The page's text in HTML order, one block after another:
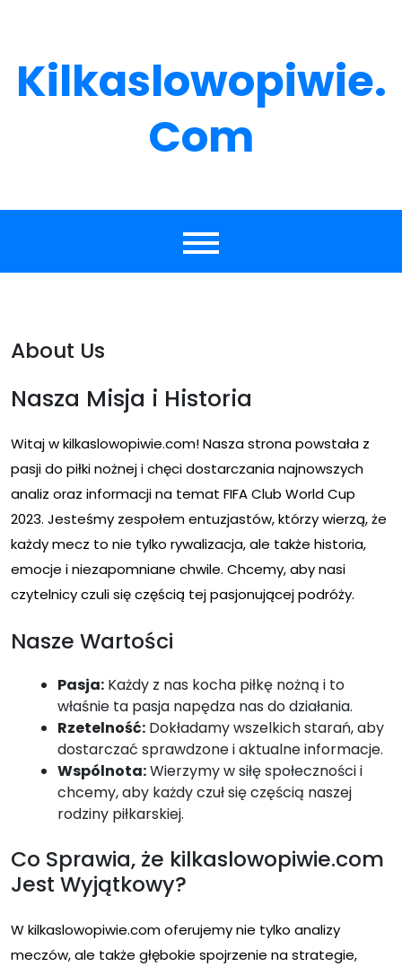
Kilkaslowopiwie.
Com
About Us
Nasza Misja i Historia
Witaj w kilkaslowopiwie.com! Nasza strona powstała z
pasji do piłki nożnej i chęci dostarczania najnowszych
analiz oraz informacji na temat FIFA Club World Cup
2023. Jesteśmy zespołem entuzjastów, którzy wierzą, że
każdy mecz to nie tylko rywalizacja, ale także historia,
emocje i niezapomniane chwile. Chcemy, aby nasi
czytelnicy czuli się częścią tej pasjonującej podróży.
Nasze Wartości
Pasja: Każdy z nas kocha piłkę nożną i to
właśnie ta pasja napędza nas do działania.
Rzetelność: Dokładamy wszelkich starań, aby
dostarczać sprawdzone i aktualne informacje.
Wspólnota:Wierzymy w siłę społeczności i
chcemy, aby każdy czuł się częścią naszej
rodziny piłkarskiej.
Co Sprawia, że kilkaslowopiwie.com
Jest Wyjątkowy?
W kilkaslowopiwie.com oferujemy nie tylko analizy
meczów, ale także głębokie spojrzenie na strategie,